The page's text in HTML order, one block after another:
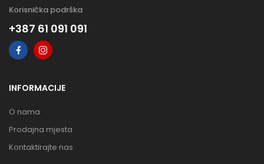
Korisnička podrška
+387 61 091 091
INFORMACIJE
O nama
Prodajna mjesta
Kontaktirajte nas